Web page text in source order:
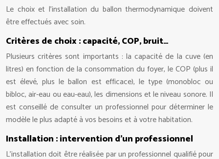
Le choix et l’installation du ballon thermodynamique doivent
être effectués avec soin.
Critères de choix : capacité, COP, bruit…
Plusieurs critères sont importants : la capacité de la cuve (en
litres) en fonction de la consommation du foyer, le COP (plus il
est élevé, plus le ballon est efficace), le type (monobloc ou
bibloc, air-eau ou eau-eau), les dimensions et le niveau sonore. Il
est conseillé de consulter un professionnel pour déterminer le
modèle le plus adapté à vos besoins et à votre habitation.
Installation : intervention d’un professionnel
L’installation doit être réalisée par un professionnel qualifié pour